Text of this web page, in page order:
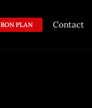
BON PLAN Contact